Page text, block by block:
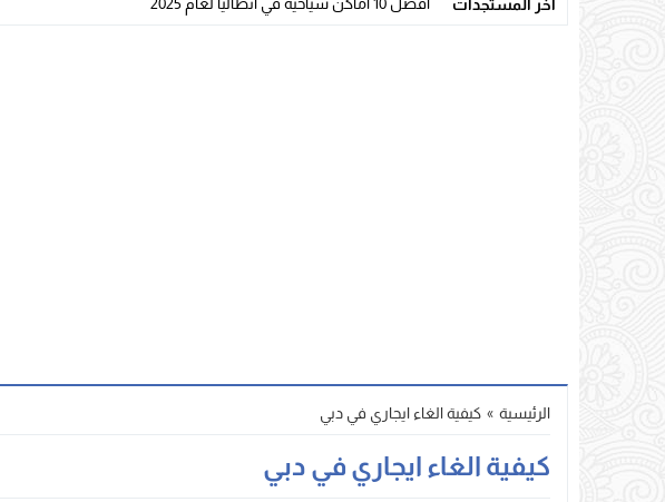
أخر المستجدات
الرئيسية » كيفية الغاء ايجاري في دبي
كيفية الغاء ايجاري في دبي